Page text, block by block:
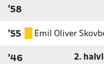
'58
'55 Emil Oliver
'46 2.